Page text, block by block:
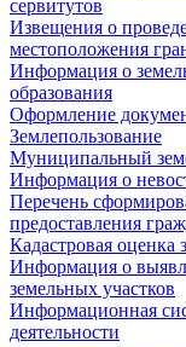
сервитутов
Извещения о
местоположения
Информация о
образования
Оформление
Землепользование
Муниципальный
Информация о
Перечень
предоставления
Кадастровая оценка
Информация о
земельных участков
Информационная
деятельности